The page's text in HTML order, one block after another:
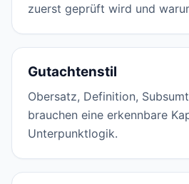
zuerst geprüft wird und
Gutachtenstil
Obersatz, Definition,
brauchen eine erkennbare
Unterpunktlogik.